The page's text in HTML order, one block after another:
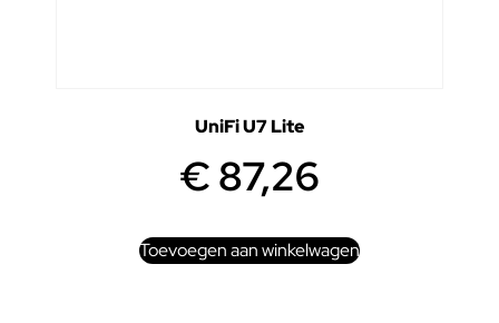
UniFi U7 Lite
€87,26
Toevoegen aan winkelwagen